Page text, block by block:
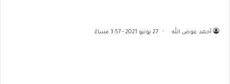
أحمد عوض الله 27 يونيو 2021 - 3:57 مساءً